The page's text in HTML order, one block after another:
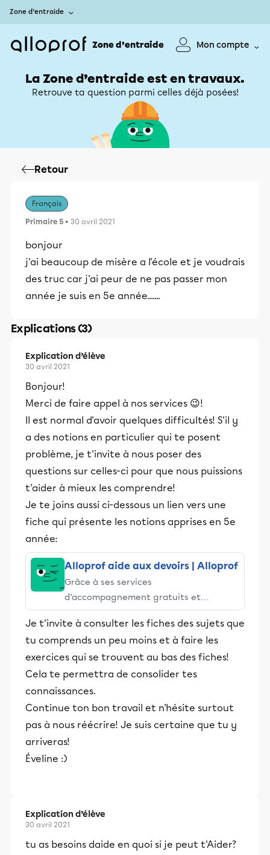
Zone d’entraide
Zone d’entraide Mon compte
La Zone d’entraide est en travaux.
Retrouve ta question parmi celles déjà posées!
Retour
Français
Primaire 5 • 30 avril 2021
bonjour
j'ai beaucoup de misère a l'école et je voudrais
des truc car j'ai peur de ne pas passer mon
année je suis en 5e année.......
Explications (3)
Explication d’élève
30 avril 2021
Bonjour!
Merci de faire appel à nos services 😉!
Il est normal d'avoir quelques difficultés! S'il y
a des notions en particulier qui te posent
problème, je t'invite à nous poser des
questions sur celles-ci pour que nous puissions
t'aider à mieux les comprendre!
Je te joins aussi ci-dessous un lien vers une
fiche qui présente les notions apprises en 5e
année:
Alloprof aide aux devoirs | Alloprof
Grâce à ses services
d’accompagnement gratuits et
stimulants, Alloprof engage les élèves
et leurs parents dans la réussite
éducative.
Je t'invite à consulter les fiches des sujets que
tu comprends un peu moins et à faire les
exercices qui se trouvent au bas des fiches!
Cela te permettra de consolider tes
connaissances.
Continue ton bon travail et n'hésite surtout
pas à nous réécrire! Je suis certaine que tu y
arriveras!
Éveline :)
Explication d’élève
30 avril 2021
tu as besoins daide en quoi si je peut t'Aider?